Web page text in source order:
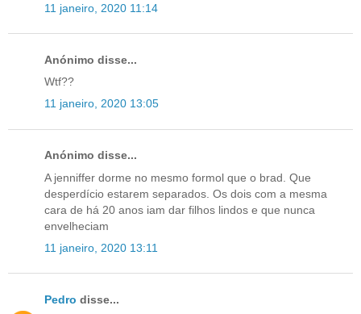
11 janeiro, 2020 11:14
Anónimo disse...
Wtf??
11 janeiro, 2020 13:05
Anónimo disse...
A jenniffer dorme no mesmo formol que o brad. Que
desperdício estarem separados. Os dois com a mesma
cara de há 20 anos iam dar filhos lindos e que nunca
envelheciam
11 janeiro, 2020 13:11
Pedro disse...